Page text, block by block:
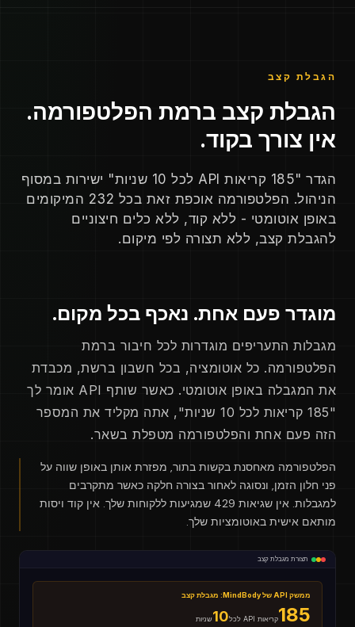
הגבלת קצב
הגבלת קצב ברמת הפלטפורמה.
אין צורך בקוד.
הגדר "185 קריאות API לכל 10 שניות" ישירות במסוף
הניהול. הפלטפורמה אוכפת זאת בכל 232 המיקומים
באופן אוטומטי - ללא קוד, ללא כלים חיצוניים
להגבלת קצב, ללא תצורה לפי מיקום.
מוגדר פעם אחת. נאכף בכל מקום.
מגבלות התעריפים מוגדרות לכל חיבור ברמת
הפלטפורמה. כל אוטומציה, בכל חשבון ברשת, מכבדת
את המגבלה באופן אוטומטי. כאשר שותף API אומר לך
"185 קריאות לכל 10 שניות", אתה מקליד את המספר
הזה פעם אחת והפלטפורמה מטפלת בשאר.
הפלטפורמה מאחסנת בקשות בתור, מפזרת אותן באופן שווה על
פני חלון הזמן, ונסוגה לאחור בצורה חלקה כאשר מתקרבים
למגבלות. אין שגיאות 429 שמגיעות ללקוחות שלך. אין קוד ויסות
מותאם אישית באוטומציות שלך.
תצורת מגבלת קצב
ממשק API של MindBody: מגבלת קצב
185קריאות API לכל 10שניות